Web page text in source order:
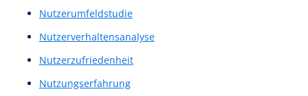
Mid-Fi-Wireframe
Mid-Fi-Wireframes
Mid-Fidelity-Layout
Mid-Fidelity-Prototyp